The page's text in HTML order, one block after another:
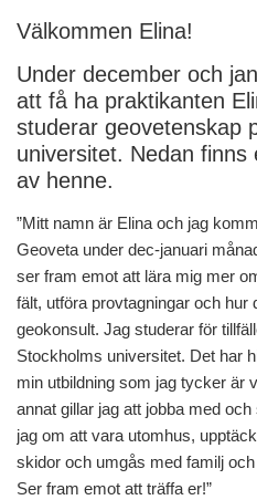
Välkommen Elina!
Under december och
att få ha praktikanten
studerar geovetenskap
universitet. Nedan finns
av henne.
”Mitt namn är Elina och jag
Geoveta under dec-januari
ser fram emot att lära mig mer
fält, utföra provtagningar och hur
geokonsult. Jag studerar för
Stockholms universitet. Det har
min utbildning som jag tycker är
annat gillar jag att jobba med
jag om att vara utomhus,
skidor och umgås med familj och
Ser fram emot att träffa er!”